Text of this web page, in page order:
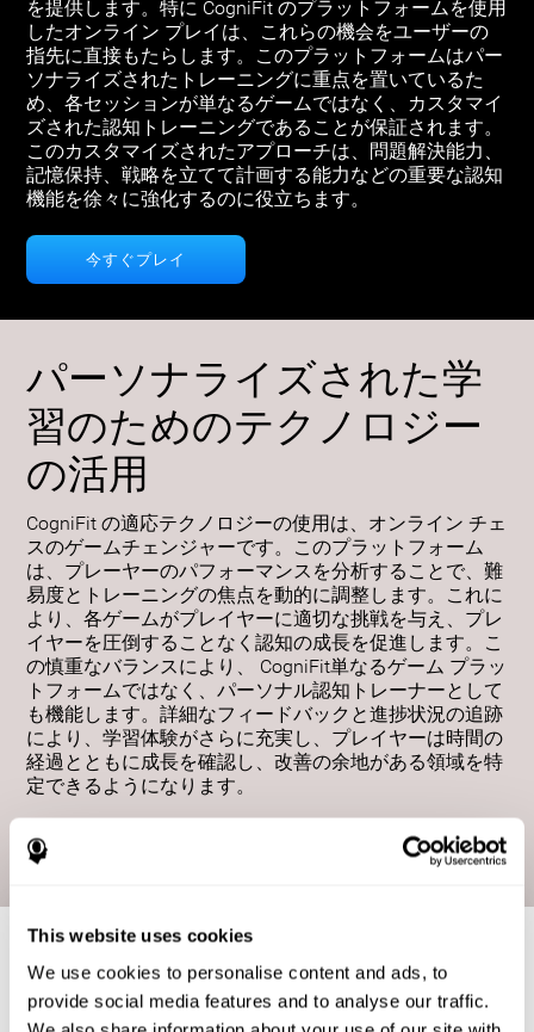
This website uses cookies
We use cookies to personalise content and ads, to
provide social media features and to analyse our traffic.
を提供します。特に CogniFit のプラットフォームを使用
したオンライン プレイは、これらの機会をユーザーの
指先に直接もたらします。このプラットフォームはパー
ソナライズされたトレーニングに重点を置いているた
め、各セッションが単なるゲームではなく、カスタマイ
ズされた認知トレーニングであることが保証されます。
このカスタマイズされたアプローチは、問題解決能力、
記憶保持、戦略を立てて計画する能力などの重要な認知
機能を徐々に強化するのに役立ちます。
今すぐプレイ
パーソナライズされた学
習のためのテクノロジー
の活用
CogniFit の適応テクノロジーの使用は、オンライン チェ
スのゲームチェンジャーです。このプラットフォーム
は、プレーヤーのパフォーマンスを分析することで、難
易度とトレーニングの焦点を動的に調整します。これに
より、各ゲームがプレイヤーに適切な挑戦を与え、プレ
イヤーを圧倒することなく認知の成長を促進します。こ
の慎重なバランスにより、 CogniFit単なるゲーム プラッ
トフォームではなく、パーソナル認知トレーナーとして
も機能します。詳細なフィードバックと進捗状況の追跡
により、学習体験がさらに充実し、プレイヤーは時間の
経過とともに成長を確認し、改善の余地がある領域を特
定できるようになります。